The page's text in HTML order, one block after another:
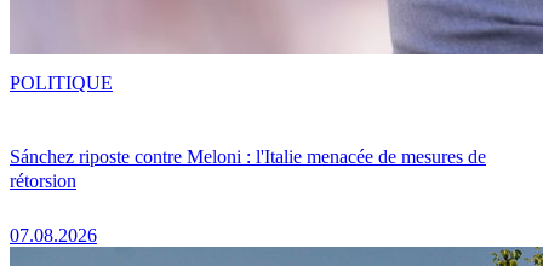
Sánchez riposte contre Meloni : l'Italie menacée de mesures de
rétorsion
07.08.2026
POLITIQUE